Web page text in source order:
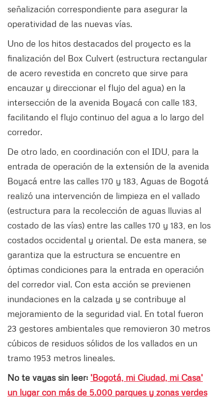
señalización correspondiente para asegurar la
operatividad de las nuevas vías.
Uno de los hitos destacados del proyecto es la
finalización del Box Culvert (estructura rectangular
de acero revestida en concreto que sirve para
encauzar y direccionar el flujo del agua) en la
intersección de la avenida Boyacá con calle 183,
facilitando el flujo continuo del agua a lo largo del
corredor.
De otro lado, en coordinación con el IDU, para la
entrada de operación de la extensión de la avenida
Boyacá entre las calles 170 y 183, Aguas de Bogotá
realizó una intervención de limpieza en el vallado
(estructura para la recolección de aguas lluvias al
costado de las vías) entre las calles 170 y 183, en los
costados occidental y oriental. De esta manera, se
garantiza que la estructura se encuentre en
óptimas condiciones para la entrada en operación
del corredor vial. Con esta acción se previenen
inundaciones en la calzada y se contribuye al
mejoramiento de la seguridad vial. En total fueron
23 gestores ambientales que removieron 30 metros
cúbicos de residuos sólidos de los vallados en un
tramo 1953 metros lineales.
No te vayas sin leer: 'Bogotá, mi Ciudad, mi Casa'
un lugar con más de 5.000 parques y zonas verdes